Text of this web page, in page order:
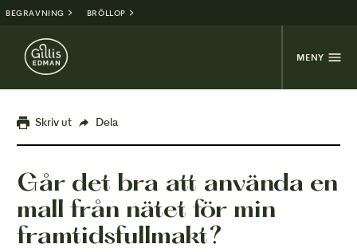
BEGRAVNING BRÖLLOP
MENY
Skriv ut Dela
Går det bra att använda en
mall från nätet för min
framtidsfullmakt?